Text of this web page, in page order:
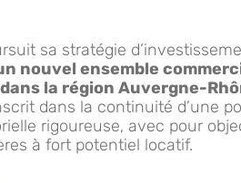
sa stratégie
nouvel ensemble
dans la région Auvergne-
dans la continuité d’une
rigoureuse, avec pour
à fort potentiel locatif.